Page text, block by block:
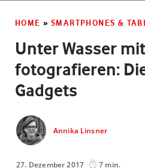
HOME » SMARTPHONES &
Unter Wasser
fotografieren:
Gadgets
Annika Linsner
27. Dezember 2017 7 min.